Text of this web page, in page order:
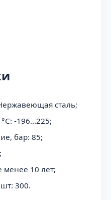
сталь;
-196...225;
бар: 85;
менее 10 лет;
300.